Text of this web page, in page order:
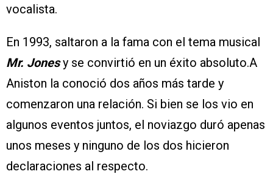
vocalista.
En 1993, saltaron a la fama con el tema musical
Mr. Jonesy se convirtió en un éxito absoluto.A
Aniston la conoció dos años más tarde y
comenzaron una relación. Si bien se los vio en
algunos eventos juntos, el noviazgo duró apenas
unos meses y ninguno de los dos hicieron
declaraciones al respecto.